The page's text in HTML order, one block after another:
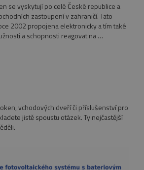
se vyskytují po celé České republice a
zastoupení v zahraničí. Tato
2002 propojena elektronicky a tím také
a schopnosti reagovat na …
vchodových dveří či příslušenství pro
jistě spoustu otázek. Ty nejčastější
YouTube